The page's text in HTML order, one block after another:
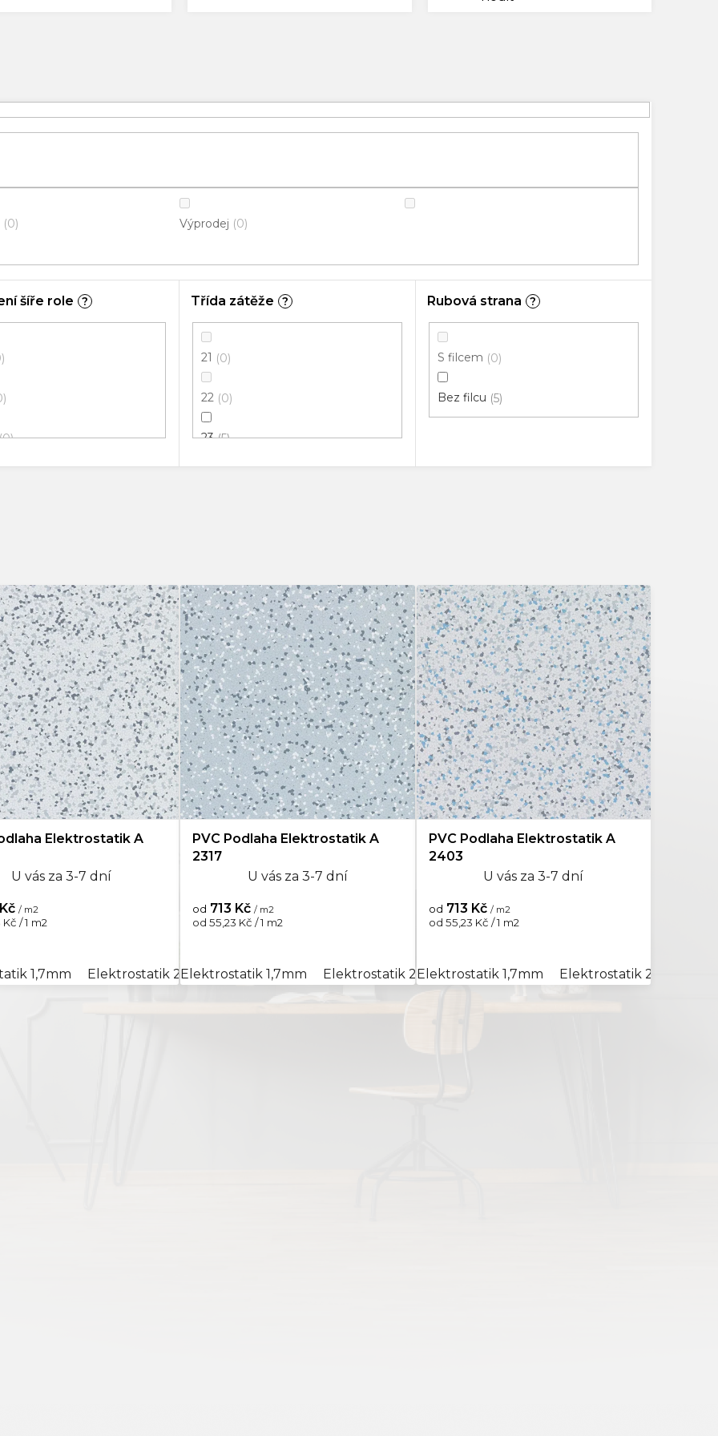
0 Výprodej 0
šíře role ?
0
0
Třída zátěže ?
21 0
22 0
23 5
34 5
41 5
42 0
43 0
Rubová strana ?
S filcem 0
Bez filcu 5
Elektrostatik A
U vás za 3-7 dní
/ m2
/ 1 m2
1,7mm Elektrostatik 2,0mm
PVC Podlaha Elektrostatik A
2317
U vás za 3-7 dní
od 713 Kč / m2
Měrná
od 55,23 Kč / 1 m2
Elektrostatik 1,7mm Elektrostatik 2,0mm
PVC Podlaha Elektrostatik A
2403
U vás za 3-7 dní
od 713 Kč / m2
Měrná
od 55,23 Kč / 1 m2
Elektrostatik 1,7mm Elektrostatik 2,0mm